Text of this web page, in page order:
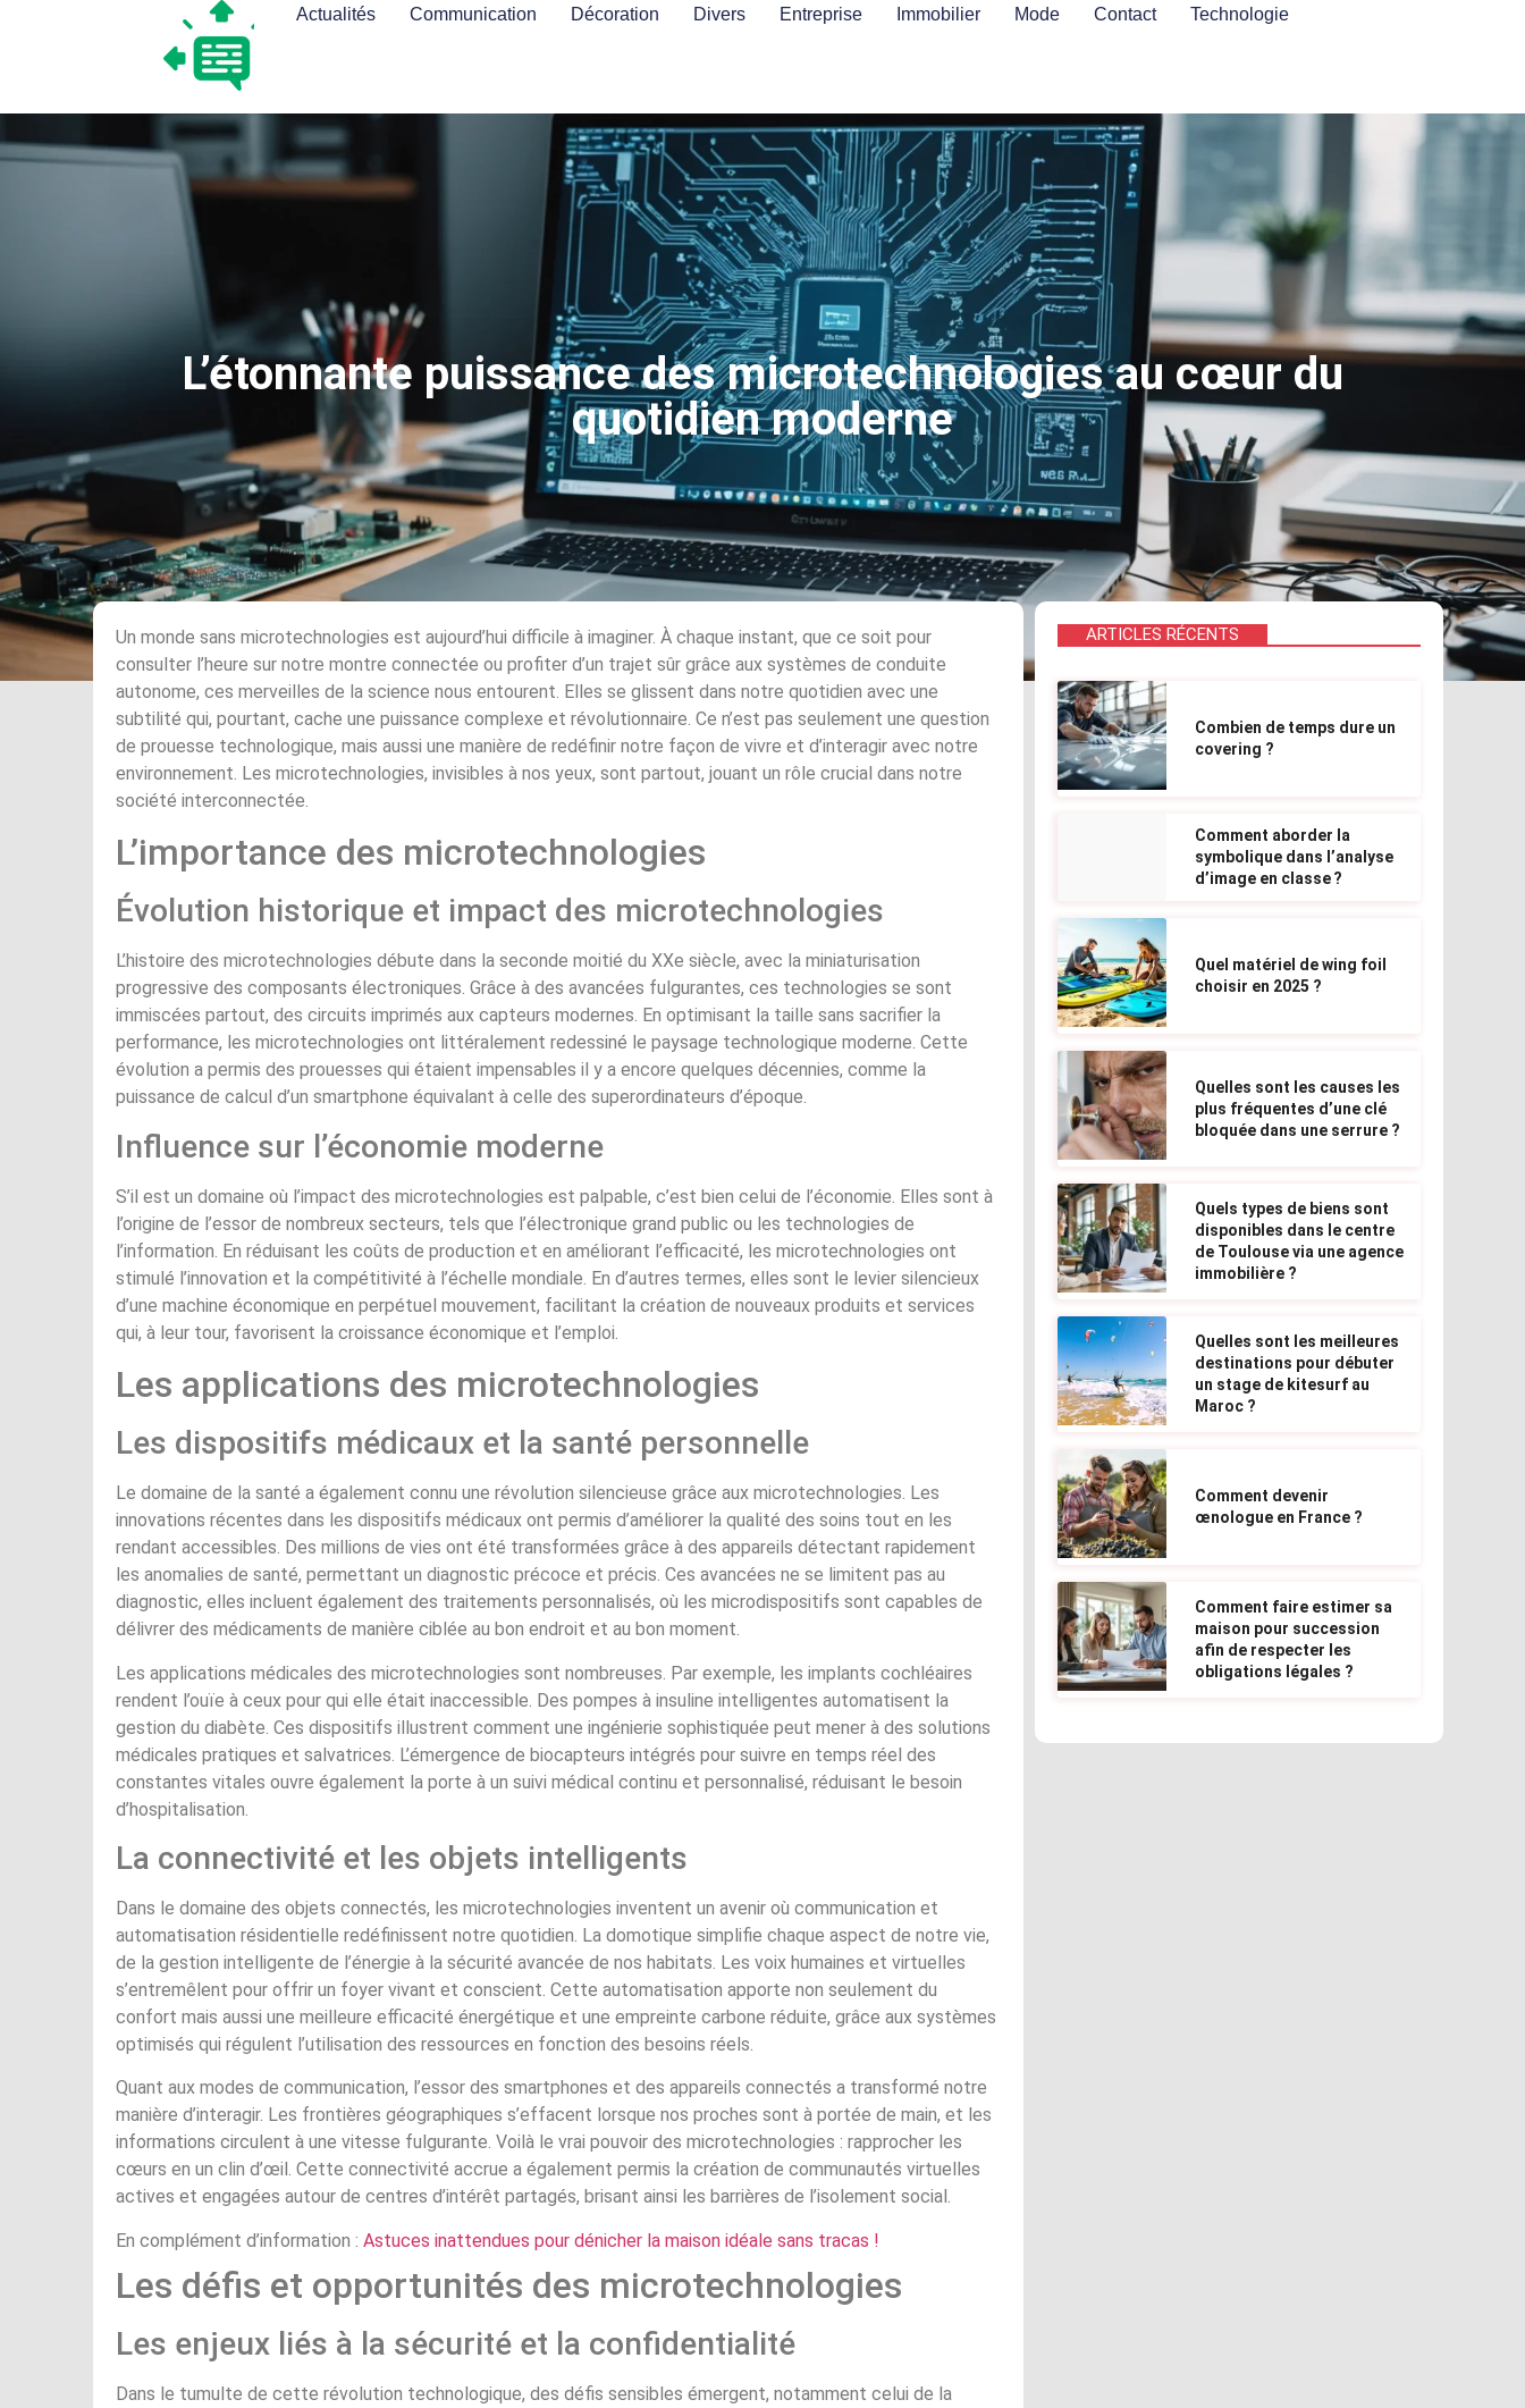
Actualités Communication Décoration Divers Entreprise Immobilier Mode Contact Technologie
L’étonnante puissance des microtechnologies au cœur du
quotidien moderne
Un monde sans microtechnologies est aujourd’hui difficile à imaginer. À chaque instant, que ce soit pour
consulter l’heure sur notre montre connectée ou profiter d’un trajet sûr grâce aux systèmes de conduite
autonome, ces merveilles de la science nous entourent. Elles se glissent dans notre quotidien avec une
subtilité qui, pourtant, cache une puissance complexe et révolutionnaire. Ce n’est pas seulement une question
de prouesse technologique, mais aussi une manière de redéfinir notre façon de vivre et d’interagir avec notre
environnement. Les microtechnologies, invisibles à nos yeux, sont partout, jouant un rôle crucial dans notre
société interconnectée.
L’importance des microtechnologies
Évolution historique et impact des microtechnologies
L’histoire des microtechnologies débute dans la seconde moitié du XXe siècle, avec la miniaturisation
progressive des composants électroniques. Grâce à des avancées fulgurantes, ces technologies se sont
immiscées partout, des circuits imprimés aux capteurs modernes. En optimisant la taille sans sacrifier la
performance, les microtechnologies ont littéralement redessiné le paysage technologique moderne. Cette
évolution a permis des prouesses qui étaient impensables il y a encore quelques décennies, comme la
puissance de calcul d’un smartphone équivalant à celle des superordinateurs d’époque.
Influence sur l’économie moderne
S’il est un domaine où l’impact des microtechnologies est palpable, c’est bien celui de l’économie. Elles sont à
l’origine de l’essor de nombreux secteurs, tels que l’électronique grand public ou les technologies de
l’information. En réduisant les coûts de production et en améliorant l’efficacité, les microtechnologies ont
stimulé l’innovation et la compétitivité à l’échelle mondiale. En d’autres termes, elles sont le levier silencieux
d’une machine économique en perpétuel mouvement, facilitant la création de nouveaux produits et services
qui, à leur tour, favorisent la croissance économique et l’emploi.
Les applications des microtechnologies
Les dispositifs médicaux et la santé personnelle
Le domaine de la santé a également connu une révolution silencieuse grâce aux microtechnologies. Les
innovations récentes dans les dispositifs médicaux ont permis d’améliorer la qualité des soins tout en les
rendant accessibles. Des millions de vies ont été transformées grâce à des appareils détectant rapidement
les anomalies de santé, permettant un diagnostic précoce et précis. Ces avancées ne se limitent pas au
diagnostic, elles incluent également des traitements personnalisés, où les microdispositifs sont capables de
délivrer des médicaments de manière ciblée au bon endroit et au bon moment.
Les applications médicales des microtechnologies sont nombreuses. Par exemple, les implants cochléaires
rendent l’ouïe à ceux pour qui elle était inaccessible. Des pompes à insuline intelligentes automatisent la
gestion du diabète. Ces dispositifs illustrent comment une ingénierie sophistiquée peut mener à des solutions
médicales pratiques et salvatrices. L’émergence de biocapteurs intégrés pour suivre en temps réel des
constantes vitales ouvre également la porte à un suivi médical continu et personnalisé, réduisant le besoin
d’hospitalisation.
La connectivité et les objets intelligents
Dans le domaine des objets connectés, les microtechnologies inventent un avenir où communication et
automatisation résidentielle redéfinissent notre quotidien. La domotique simplifie chaque aspect de notre vie,
de la gestion intelligente de l’énergie à la sécurité avancée de nos habitats. Les voix humaines et virtuelles
s’entremêlent pour offrir un foyer vivant et conscient. Cette automatisation apporte non seulement du
confort mais aussi une meilleure efficacité énergétique et une empreinte carbone réduite, grâce aux systèmes
optimisés qui régulent l’utilisation des ressources en fonction des besoins réels.
Quant aux modes de communication, l’essor des smartphones et des appareils connectés a transformé notre
manière d’interagir. Les frontières géographiques s’effacent lorsque nos proches sont à portée de main, et les
informations circulent à une vitesse fulgurante. Voilà le vrai pouvoir des microtechnologies : rapprocher les
cœurs en un clin d’œil. Cette connectivité accrue a également permis la création de communautés virtuelles
actives et engagées autour de centres d’intérêt partagés, brisant ainsi les barrières de l’isolement social.
En complément d’information : Astuces inattendues pour dénicher la maison idéale sans tracas !
Les défis et opportunités des microtechnologies
Les enjeux liés à la sécurité et la confidentialité
Dans le tumulte de cette révolution technologique, des défis sensibles émergent, notamment celui de la
ARTICLES RÉCENTS
Combien de temps dure un
covering ?
Comment aborder la
symbolique dans l’analyse
d’image en classe ?
Quel matériel de wing foil
choisir en 2025 ?
Quelles sont les causes les
plus fréquentes d’une clé
bloquée dans une serrure ?
Quels types de biens sont
disponibles dans le centre
de Toulouse via une agence
immobilière ?
Quelles sont les meilleures
destinations pour débuter
un stage de kitesurf au
Maroc ?
Comment devenir
œnologue en France ?
Comment faire estimer sa
maison pour succession
afin de respecter les
obligations légales ?